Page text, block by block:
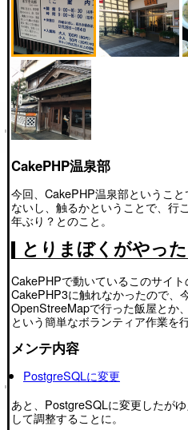
CakePHP温泉部
今回、CakePHP温泉部というこ
ないし、触るかということで、行
年ぶり？とのこと。
とりまぼくがやっ
CakePHPで動いているこのサイト
CakePHP3に触れなかったので、
OpenStreeMapで行った飯屋とか
という簡単なボランティア作業を
メンテ内容
PostgreSQLに変更
あと、PostgreSQLに変更したが
して調整することに。